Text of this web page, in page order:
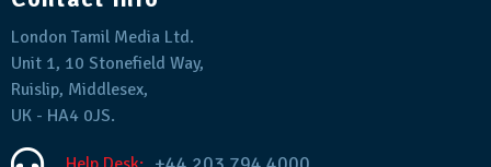
London Tamil Media Ltd.
Unit 1, 10 Stonefield Way,
Ruislip, Middlesex,
UK - HA4 0JS.